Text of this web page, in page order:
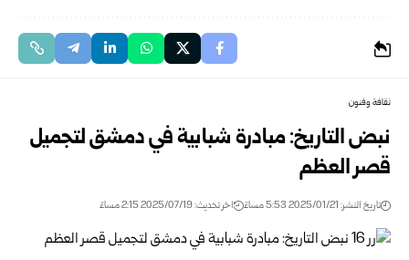
ثقافة وفنون
نبض التاريخ: مبادرة شبابية في دمشق لتجميل
قصر العظم
تاريخ النشر: 2025/01/21 5:53 مساءً اخر تحديث: 2025/07/19 2:15 مساءً